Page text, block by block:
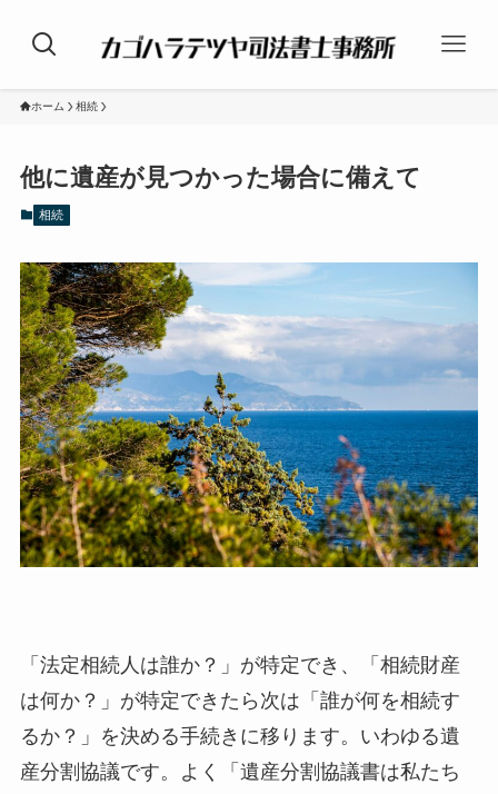
ホーム 相続
他に遺産が見つかった場合に備えて
相続
「法定相続人は誰か？」が特定でき、「相続財産
は何か？」が特定できたら次は「誰が何を相続す
るか？」を決める手続きに移ります。いわゆる遺
産分割協議です。よく「遺産分割協議書は私たち